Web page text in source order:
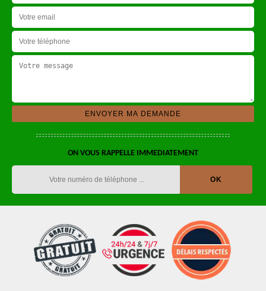
ON VOUS RAPPELLE IMMEDIATEMENT